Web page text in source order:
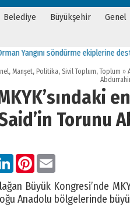
Belediye Büyükşehir Genel
söndürme ekiplerine destek oldu!
, Manşet, Politika, Sivil Toplum,Toplum »
Torunu
LinkedInPinterest
Büyük Kongresi’nde
Anadolu bölgelerinde